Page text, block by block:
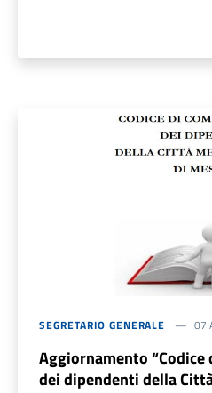
SEGRETARIO GENERALE 07
Aggiornamento
dei dipendenti della